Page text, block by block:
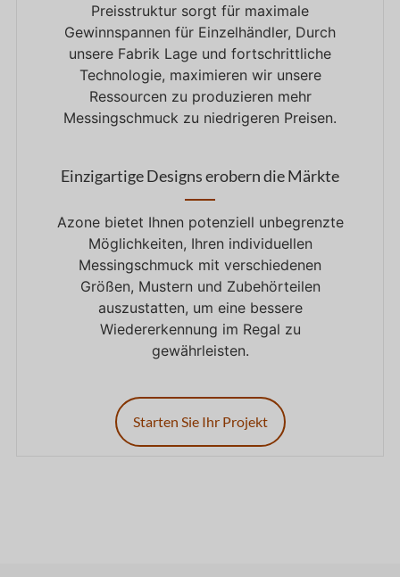
Preisstruktur sorgt für maximale
Gewinnspannen für Einzelhändler, Durch
unsere Fabrik Lage und fortschrittliche
Technologie, maximieren wir unsere
Ressourcen zu produzieren mehr
Messingschmuck zu niedrigeren Preisen.
Einzigartige Designs erobern die Märkte
Azone bietet Ihnen potenziell unbegrenzte
Möglichkeiten, Ihren individuellen
Messingschmuck mit verschiedenen
Größen, Mustern und Zubehörteilen
auszustatten, um eine bessere
Wiedererkennung im Regal zu
gewährleisten.
Starten Sie Ihr Projekt